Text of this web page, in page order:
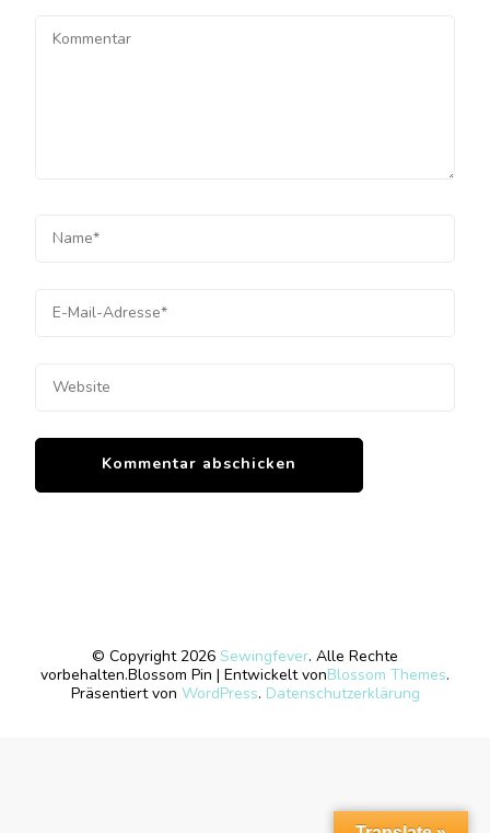
© Copyright 2026 Sewingfever. Alle Rechte
vorbehalten.Blossom Pin | Entwickelt vonBlossom Themes.
Präsentiert von WordPress. Datenschutzerklärung